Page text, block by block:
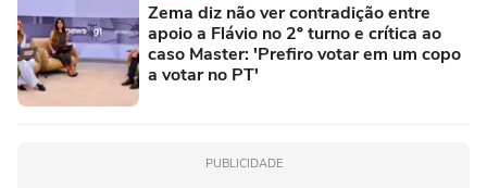
Zema diz não ver contradição entre
apoio a Flávio no 2º turno e crítica ao
caso Master: 'Prefiro votar em um copo
a votar no PT'
PUBLICIDADE